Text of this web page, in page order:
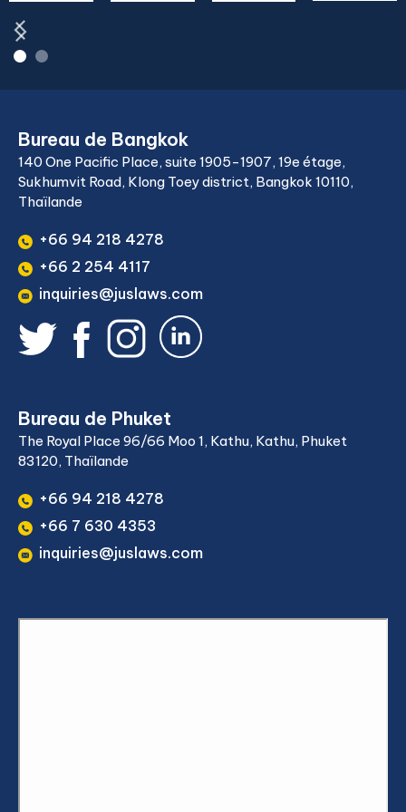
Bureau de Bangkok
140 One Pacific Place, suite 1905-1907, 19e étage,
Sukhumvit Road, Klong Toey district, Bangkok 10110,
Thaïlande
+66 94 218 4278
+66 2 254 4117
inquiries@juslaws.com
Bureau de Phuket
The Royal Place 96/66 Moo 1, Kathu, Kathu, Phuket
83120, Thaïlande
+66 94 218 4278
+66 7 630 4353
inquiries@juslaws.com